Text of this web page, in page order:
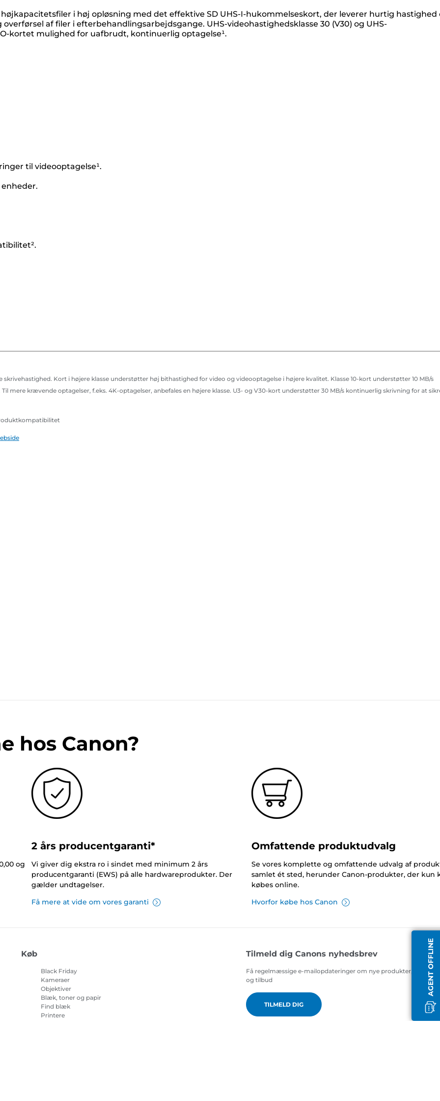
i høj opløsning med det effektive SD UHS-I-hukommelseskort, der leverer hurtig hastighed
af filer i efterbehandlingsarbejdsgange. UHS-videohastighedsklasse 30 (V30) og UHS-
kortet mulighed for uafbrudt, kontinuerlig optagelse¹.
til videooptagelse¹.
Kort i højere klasse understøtter høj bithastighed for video og videooptagelse i højere kvalitet. Klasse 10-kort understøtter 10 MB/s
mere krævende optagelser, f.eks. 4K-optagelser, anbefales en højere klasse. U3- og V30-kort understøtter 30 MB/s kontinuerlig skrivning for at
AGENT OFFLINE
hos Canon?
og
2 års producentgaranti*
Vi giver dig ekstra ro i sindet med minimum 2 års
producentgaranti (EWS) på alle hardwareprodukter. Der
gælder undtagelser.
Få mere at vide om vores garanti
Omfattende produktudvalg
Se vores komplette og omfattende udvalg af
samlet ét sted, herunder Canon-produkter, der kun
købes online.
Hvorfor købe hos Canon
Køb
Black Friday
Kameraer
Objektiver
Blæk, toner og papir
Find blæk
Printere
Tilmeld dig Canons nyhedsbrev
Få regelmæssige e-mailopdateringer om nye produkter, nyttige
og tilbud
TILMELD DIG